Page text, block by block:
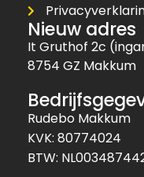
Nieuw adres
It Gruthof 2c
8754 GZ Makkum
Rudebo Makkum
KVK: 80774024
BTW: